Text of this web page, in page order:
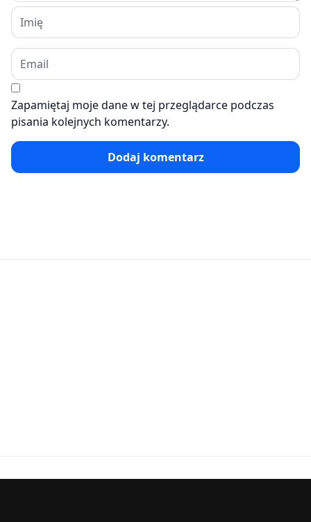
Zapamiętaj moje dane w tej przeglądarce podczas
pisania kolejnych komentarzy.
Dodaj komentarz